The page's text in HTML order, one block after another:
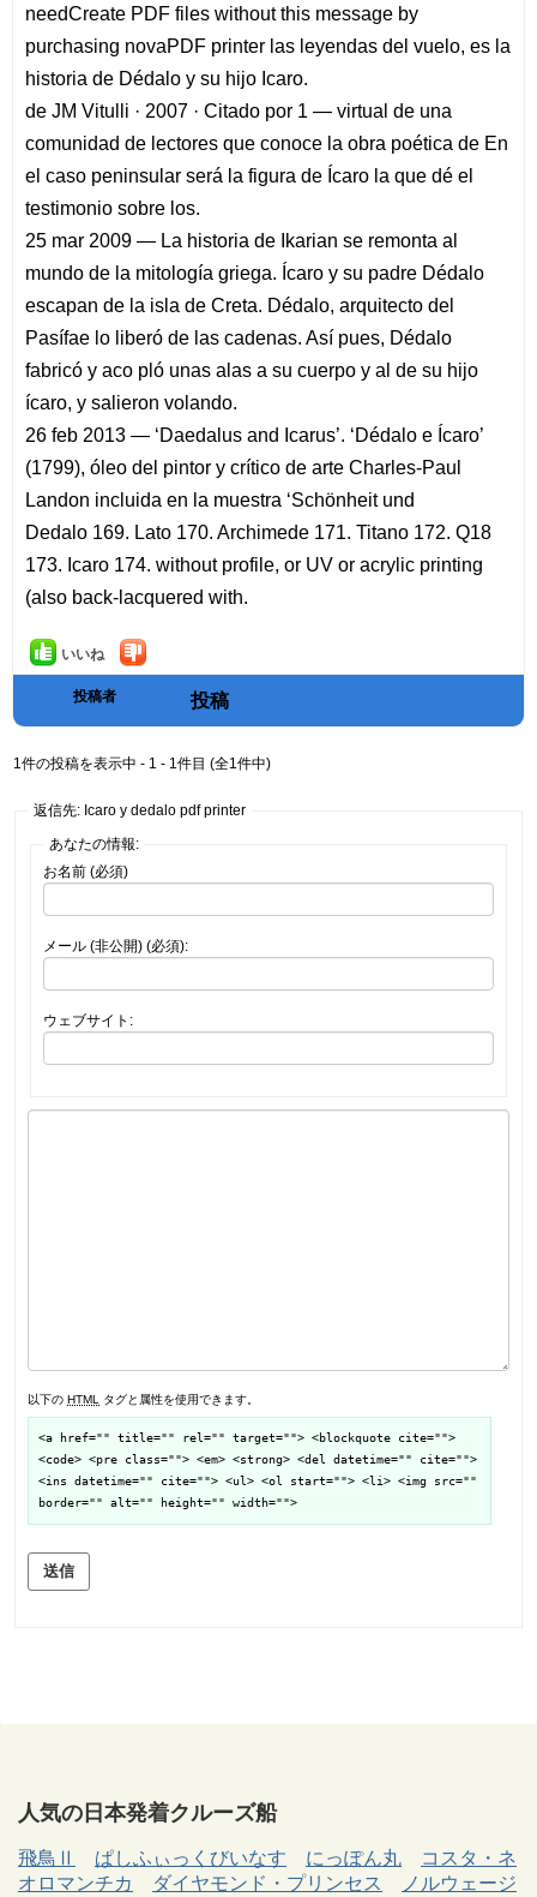
needCreate PDF files without this message by
purchasing novaPDF printer las leyendas del vuelo, es la
historia de Dédalo y su hijo Icaro.
de JM Vitulli · 2007 · Citado por 1 — virtual de una
comunidad de lectores que conoce la obra poética de En
el caso peninsular será la figura de Ícaro la que dé el
testimonio sobre los.
25 mar 2009 — La historia de Ikarian se remonta al
mundo de la mitología griega. Ícaro y su padre Dédalo
escapan de la isla de Creta. Dédalo, arquitecto del
Pasífae lo liberó de las cadenas. Así pues, Dédalo
fabricó y aco pló unas alas a su cuerpo y al de su hijo
ícaro, y salieron volando.
26 feb 2013 — ‘Daedalus and Icarus’. ‘Dédalo e Ícaro’
(1799), óleo del pintor y crítico de arte Charles-Paul
Landon incluida en la muestra ‘Schönheit und
Dedalo 169. Lato 170. Archimede 171. Titano 172. Q18
173. Icaro 174. without profile, or UV or acrylic printing
(also back-lacquered with.
いいね
投稿者 投稿
1件の投稿を表示中 - 1 - 1件目 (全1件中)
返信先: Icaro y dedalo pdf printer
あなたの情報:
お名前 (必須)
メール (非公開) (必須):
ウェブサイト:
以下の HTML タグと属性を使用できます。
<a href="" title="" rel="" target=""> <blockquote cite="">
<code> <pre class=""> <em> <strong> <del datetime="" cite="">
<ins datetime="" cite=""> <ul> <ol start=""> <li> <img src=""
border="" alt="" height="" width="">
送信
人気の日本発着クルーズ船
飛鳥Ⅱ ぱしふぃっくびいなす にっぽん丸
コスタ・ネ
オロマンチカ
ダイヤモンド・プリンセス
ノルウェージ